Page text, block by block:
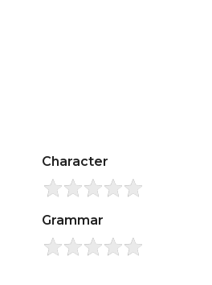
Character
Grammar